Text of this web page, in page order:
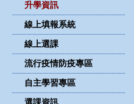
升學資訊
線上填報系統
線上選課
流行疫情防疫專區
自主學習專區